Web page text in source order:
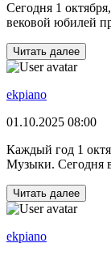
Сегодня 1
вековой юбилей
Читать далее
ekpiano
01.10.2025 08:00
Каждый год 1
Музыки. Сегодня
Читать далее
ekpiano